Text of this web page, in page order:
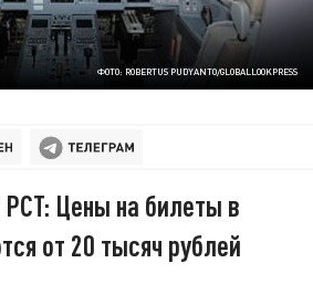
ФОТО: ROBERTUS PUDYANTO/GLOBALLOOKPRESS
Цены на билеты в
от 20 тысяч рублей